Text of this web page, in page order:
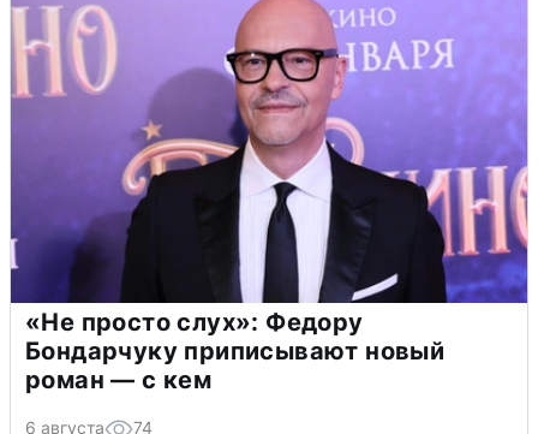
«Не просто слух»: Федору
Бондарчуку приписывают новый
роман — с кем
6 августа 74